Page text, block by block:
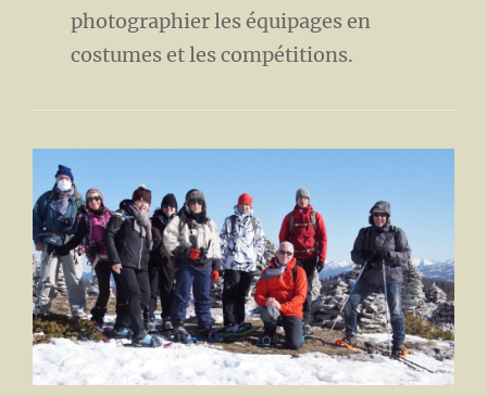
photographier les équipages en
costumes et les compétitions.